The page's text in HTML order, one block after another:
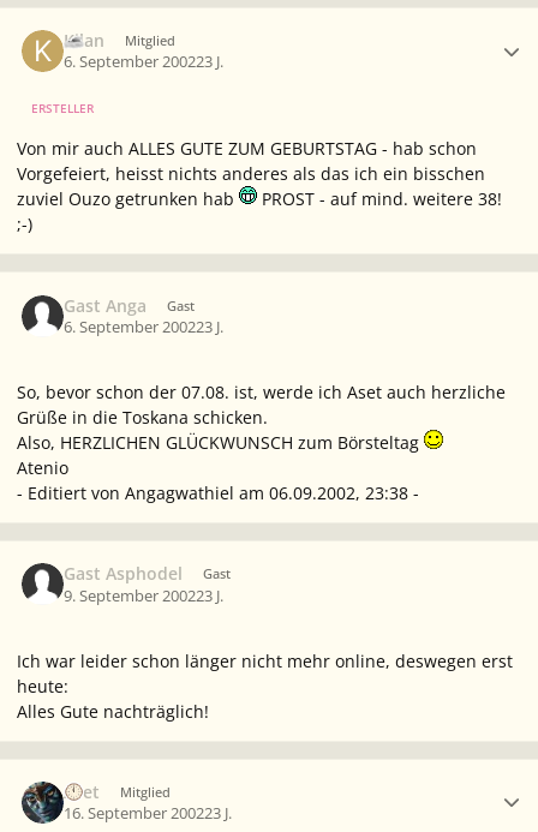
Kilan Mitglied
6. September 200223 J.
ERSTELLER
Von mir auch ALLES GUTE ZUM GEBURTSTAG - hab schon
Vorgefeiert, heisst nichts anderes als das ich ein bisschen
zuviel Ouzo getrunken hab
PROST - auf mind. weitere 38!
;-)
Gast Anga Gast
6. September 200223 J.
So, bevor schon der 07.08. ist, werde ich Aset auch herzliche
Grüße in die Toskana schicken.
Also, HERZLICHEN GLÜCKWUNSCH zum Börsteltag
Atenio
- Editiert von Angagwathiel am 06.09.2002, 23:38 -
Gast Asphodel Gast
9. September 200223 J.
Ich war leider schon länger nicht mehr online, deswegen erst
heute:
Alles Gute nachträglich!
Aset Mitglied
16. September 200223 J.